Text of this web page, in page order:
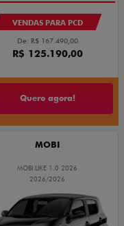
VENDAS PARA PCD
De: R$ 167.490,00
R$ 125.190,00
Quero agora!
MOBI
MOBI LIKE 1.0 2026
2026/2026